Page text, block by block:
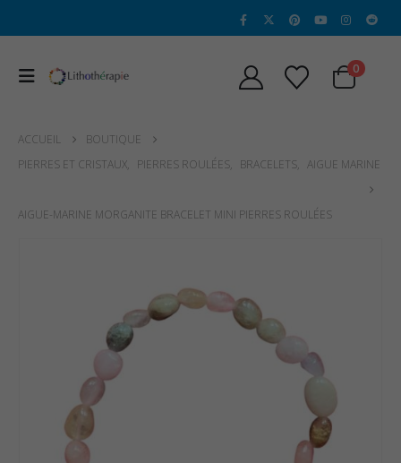
0
ACCUEIL
BOUTIQUE
PIERRES ET CRISTAUX, PIERRES ROULÉES, BRACELETS, AIGUE MARINE
AIGUE-MARINE MORGANITE BRACELET MINI PIERRES ROULÉES